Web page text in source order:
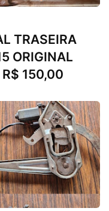
TRASEIRA
ORIGINAL
150,00